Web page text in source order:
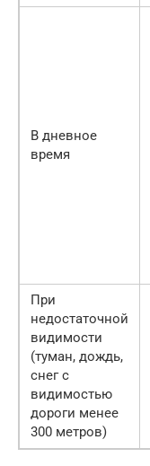
В дневное
время
При
недостаточной
видимости
(туман, дождь,
снег с
видимостью
дороги менее
300 метров)